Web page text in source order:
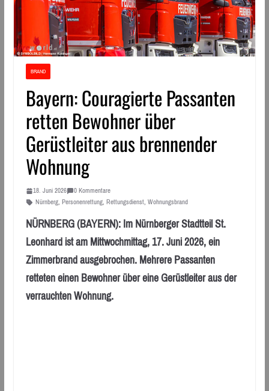
BRAND
Bayern: Couragierte Passanten
retten Bewohner über
Gerüstleiter aus brennender
Wohnung
18. Juni 2026
0 Kommentare
Nürnberg, Personenrettung, Rettungsdienst, Wohnungsbrand
NÜRNBERG (BAYERN): Im Nürnberger Stadtteil St.
Leonhard ist am Mittwochmittag, 17. Juni 2026, ein
Zimmerbrand ausgebrochen. Mehrere Passanten
retteten einen Bewohner über eine Gerüstleiter aus der
verrauchten Wohnung.